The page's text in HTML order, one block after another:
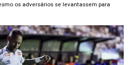
os adversários se levantassem para